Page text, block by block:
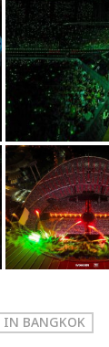
IN BANGKOK